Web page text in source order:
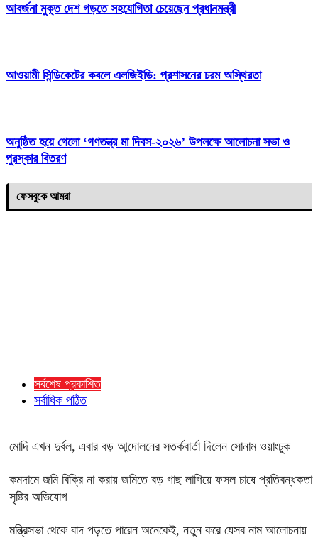
আবর্জনা মুক্ত দেশ গড়তে সহযোগিতা চেয়েছেন প্রধানমন্ত্রী
‎আওয়ামী সিন্ডিকেটের কবলে এলজিইডি: প্রশাসনের চরম অস্থিরতা
অনুষ্ঠিত হয়ে গেলো ‘গণতন্ত্র মা দিবস-২০২৬’ উপলক্ষে আলোচনা সভা ও
পুরস্কার বিতরণ
ফেসবুকে আমরা
সর্বশেষ প্রকাশিত
সর্বাধিক পঠিত
মোদি এখন দুর্বল, এবার বড় আন্দোলনের সতর্কবার্তা দিলেন সোনাম ওয়াংচুক
কমদামে জমি বিক্রি না করায় জমিতে বড় গাছ লাগিয়ে ফসল চাষে প্রতিবন্ধকতা
সৃষ্টির অভিযোগ
মন্ত্রিসভা থেকে বাদ পড়তে পারেন অনেকেই, নতুন করে যেসব নাম আলোচনায়